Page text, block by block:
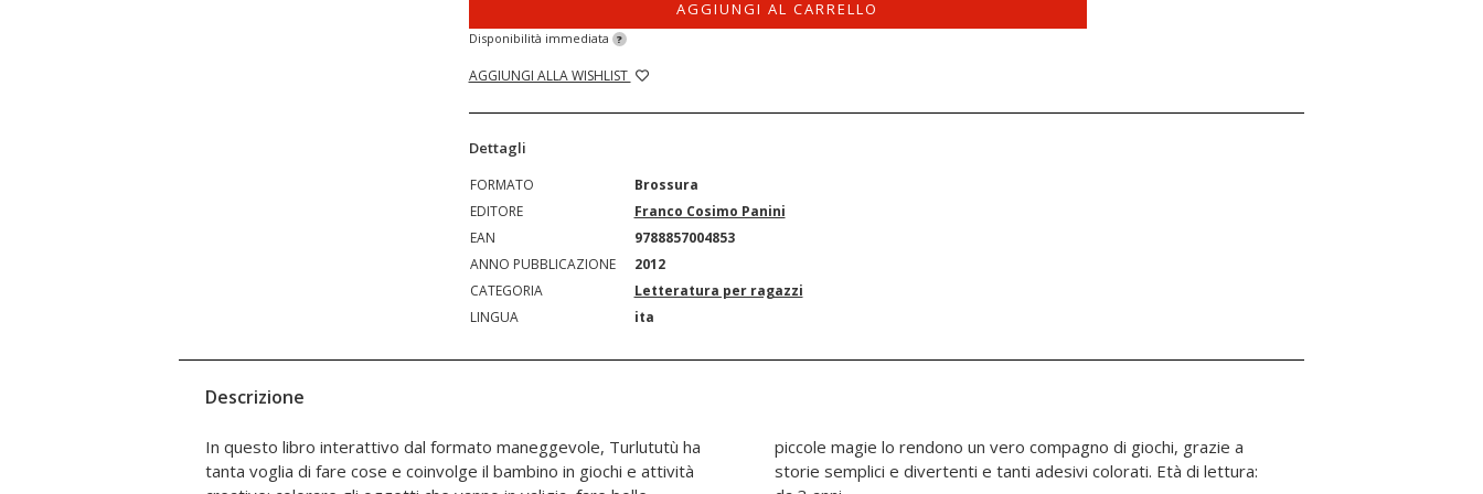
AGGIUNGI AL CARRELLO
Disponibilità immediata ?
AGGIUNGI ALLA WISHLIST
Dettagli
FORMATO
Brossura
EDITORE
Franco Cosimo Panini
EAN
9788857004853
ANNO PUBBLICAZIONE
2012
CATEGORIA
Letteratura per ragazzi
LINGUA
ita
Descrizione
In questo libro interattivo dal formato maneggevole, Turlututù ha
tanta voglia di fare cose e coinvolge il bambino in giochi e attività
piccole magie lo rendono un vero compagno di giochi, grazie a
storie semplici e divertenti e tanti adesivi colorati. Età di lettura: